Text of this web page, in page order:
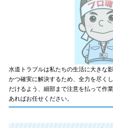
水道トラブルは私たちの生活に大きな
かつ確実に解決するため、全力を尽く
だけるよう、細部まで注意を払って作
あればお任せください。